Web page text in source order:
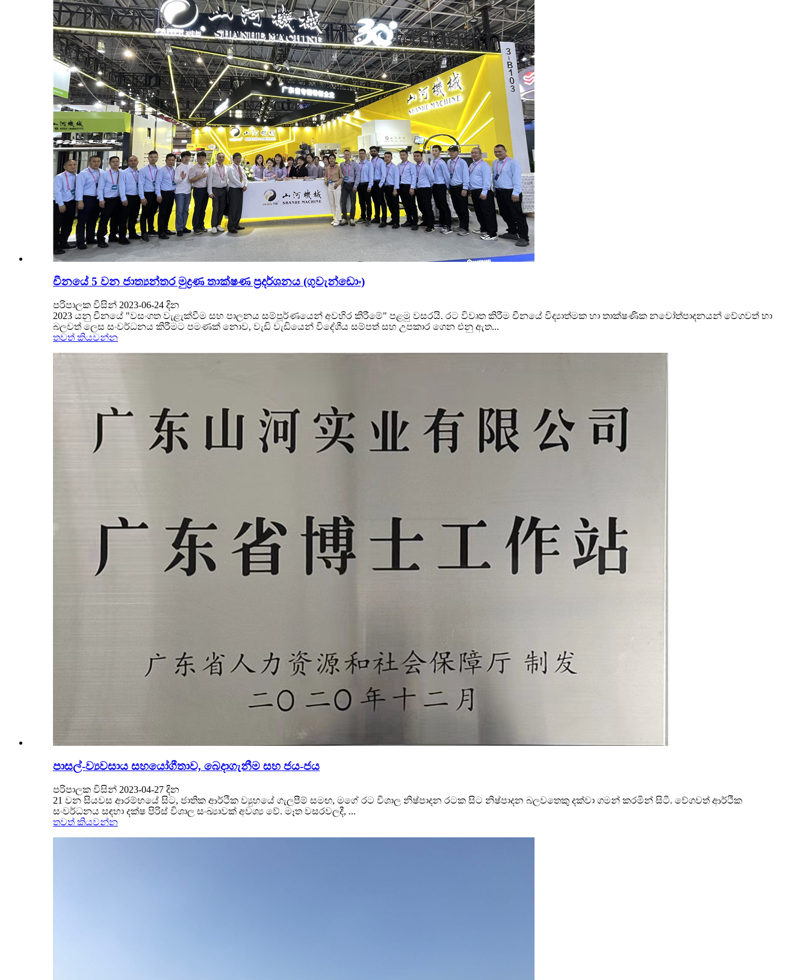
චීනයේ 5 වන ජාත්‍යන්තර මුද්‍රණ තාක්ෂණ ප්‍රදර්ශනය (ගුවැන්ඩොං)
පරිපාලක විසින් 2023-06-24 දින
2023 යනු චීනයේ "වසංගත වැළැක්වීම සහ පාලනය සම්පූර්ණයෙන් අවහිර කිරීමේ" පළමු වසරයි. රට විවෘත කිරීම චීනයේ විද්‍යාත්මක හා තාක්ෂණික නවෝත්පාදනයන් වේගවත් හා
බලවත් ලෙස සංවර්ධනය කිරීමට පමණක් නොව, වැඩි වැඩියෙන් විදේශීය සම්පත් සහ උපකාර ගෙන එනු ඇත...
තවත් කියවන්න
පාසල්-ව්‍යවසාය සහයෝගීතාව, බෙදාගැනීම සහ ජය-ජය
පරිපාලක විසින් 2023-04-27 දින
21 වන සියවස ආරම්භයේ සිට, ජාතික ආර්ථික ව්‍යුහයේ ගැලපීම් සමඟ, මගේ රට විශාල නිෂ්පාදන රටක සිට නිෂ්පාදන බලවතෙකු දක්වා ගමන් කරමින් සිටී. වේගවත් ආර්ථික
සංවර්ධනය සඳහා දක්ෂ පිරිස් විශාල සංඛ්‍යාවක් අවශ්‍ය වේ. මෑත වසරවලදී, ...
තවත් කියවන්න